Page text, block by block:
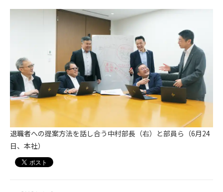
退職者への提案方法を話し合う中村部長（右）と部員ら（6月24
日、本社）